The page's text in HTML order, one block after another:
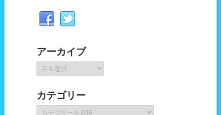
アーカイブ
ー
イ
ブ
カテゴリー